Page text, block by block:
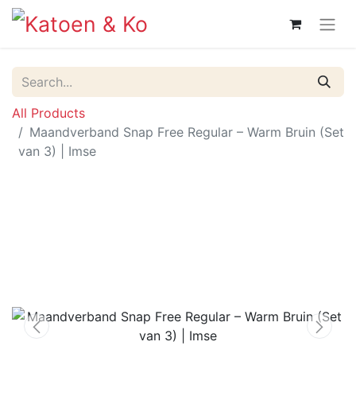
All Products
Maandverband Snap Free Regular – Warm Bruin (Set
van 3) | Imse